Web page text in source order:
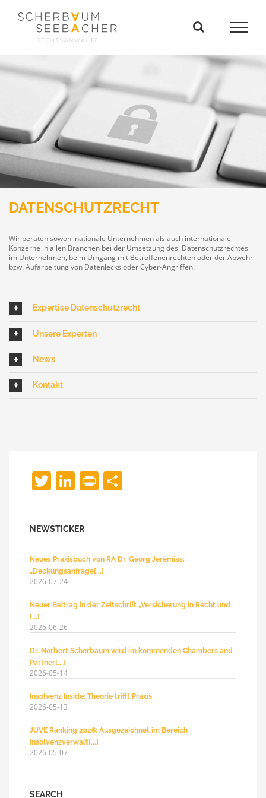
springen
DATENSCHUTZRECHT
Wir beraten sowohl nationale Unternehmen als auch internationale
Konzerne in allen Branchen bei der Umsetzung des Datenschutzrechtes
im Unternehmen, beim Umgang mit Betroffenenrechten oder der Abwehr
bzw. Aufarbeitung von Datenlecks oder Cyber-Angriffen.
Expertise Datenschutzrecht
Unsere Experten
News
Kontakt
Twitter
LinkedIn
Print
NEWSTICKER
Neues Praxisbuch von RA Dr. Georg Jeremias:
„Deckungsanfrage[...]
2026-07-24
Neuer Beitrag in der Zeitschrift „Versicherung in Recht und
[...]
2026-06-26
Dr. Norbert Scherbaum wird im kommenden Chambers and
Partner[...]
2026-05-14
Insolvenz Inside: Theorie trifft Praxis
2026-05-13
JUVE Ranking 2026: Ausgezeichnet im Bereich
Insolvenzverwalt[...]
2026-05-07
SEARCH